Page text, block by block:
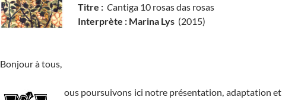
Titre : Cantiga 10 rosas das rosas
Interprète : Marina Lys (2015)
Bonjour à tous,
ous poursuivons ici notre présentation, adaptation et